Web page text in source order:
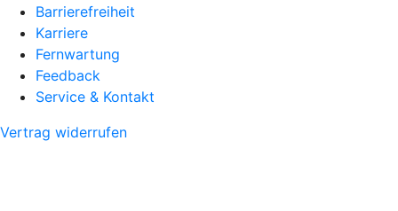
Barrierefreiheit
Karriere
Fernwartung
Feedback
Service & Kontakt
Vertrag widerrufen